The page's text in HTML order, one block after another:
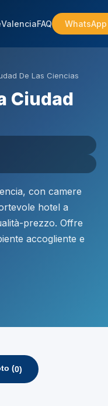
ValenciaFAQ WhatsApp
De Las Ciencias
Ciudad
con camere
hotel a
prezzo. Offre
accogliente e
(0)